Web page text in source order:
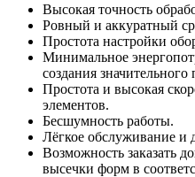
Высокая точность
Ровный и аккуратный
Простота настройки
Минимальное
создания значительного
Простота и высокая
элементов.
Бесшумность работы.
Лёгкое обслуживание и
Возможность заказать
высечки форм в